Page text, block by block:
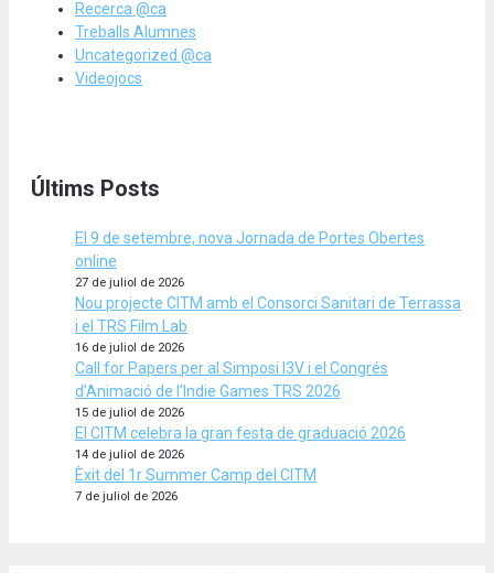
Recerca @ca
Treballs Alumnes
Uncategorized @ca
Videojocs
Últims Posts
El 9 de setembre, nova Jornada de Portes Obertes
online
27 de juliol de 2026
Nou projecte CITM amb el Consorci Sanitari de Terrassa
i el TRS Film Lab
16 de juliol de 2026
Call for Papers per al Simposi I3V i el Congrés
d’Animació de l’Indie Games TRS 2026
15 de juliol de 2026
El CITM celebra la gran festa de graduació 2026
14 de juliol de 2026
Èxit del 1r Summer Camp del CITM
7 de juliol de 2026